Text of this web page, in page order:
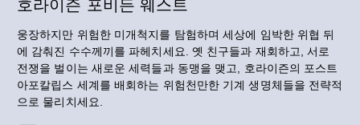
호라이즌 포비든 웨스트
웅장하지만 위험한 미개척지를 탐험하며 세상에 임박한 위협 뒤
에 감춰진 수수께끼를 파헤치세요. 옛 친구들과 재회하고, 서로
전쟁을 벌이는 새로운 세력들과 동맹을 맺고, 호라이즌의 포스트
아포칼립스 세계를 배회하는 위험천만한 기계 생명체들을 전략적
으로 물리치세요.